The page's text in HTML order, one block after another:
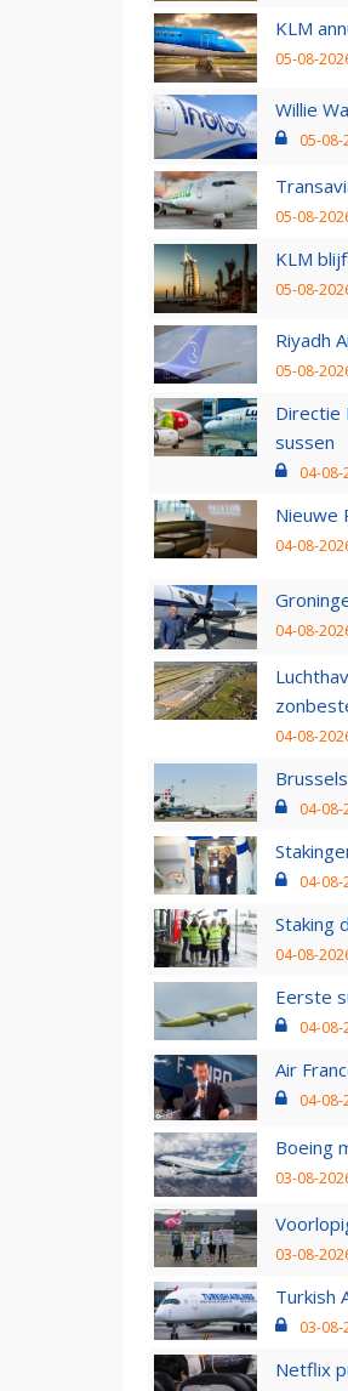
KLM
05-08-
Willie
05-08-
05-08-
KLM
05-08-
Riyadh
05-08-
Directie
sussen
04-08-
Nieuwe
04-08-
04-08-
04-08-
04-08-
04-08-
Staking
04-08-
Eerste
04-08-
Air
04-08-
Boeing
03-08-
03-08-
Turkish
03-08-
Netflix